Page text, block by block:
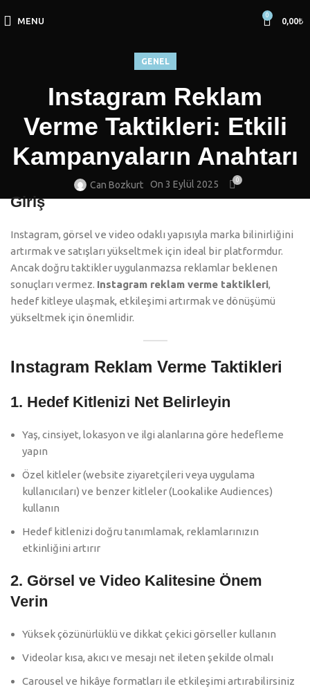
MENU
0
0,00₺
GENEL
Instagram Reklam
Verme Taktikleri: Etkili
Kampanyaların Anahtarı
Can Bozkurt On 3 Eylül 2025 0
Giriş
Instagram, görsel ve video odaklı yapısıyla marka bilinirliğini
artırmak ve satışları yükseltmek için ideal bir platformdur.
Ancak doğru taktikler uygulanmazsa reklamlar beklenen
sonuçları vermez. Instagram reklam verme taktikleri,
hedef kitleye ulaşmak, etkileşimi artırmak ve dönüşümü
yükseltmek için önemlidir.
Instagram Reklam Verme Taktikleri
1. Hedef Kitlenizi Net Belirleyin
Yaş, cinsiyet, lokasyon ve ilgi alanlarına göre hedefleme
yapın
Özel kitleler (website ziyaretçileri veya uygulama
kullanıcıları) ve benzer kitleler (Lookalike Audiences)
kullanın
Hedef kitlenizi doğru tanımlamak, reklamlarınızın
etkinliğini artırır
2. Görsel ve Video Kalitesine Önem
Verin
Yüksek çözünürlüklü ve dikkat çekici görseller kullanın
Videolar kısa, akıcı ve mesajı net ileten şekilde olmalı
Carousel ve hikâye formatları ile etkileşimi artırabilirsiniz